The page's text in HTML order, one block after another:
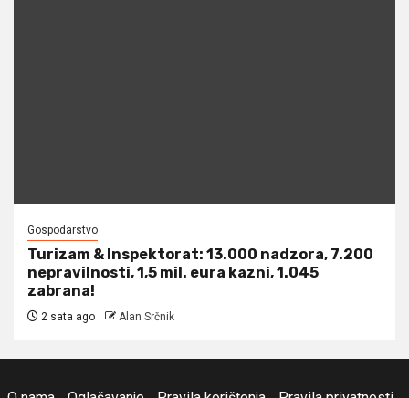
Gospodarstvo
Turizam & Inspektorat: 13.000 nadzora, 7.200
nepravilnosti, 1,5 mil. eura kazni, 1.045
zabrana!
2 sata ago Alan Srčnik